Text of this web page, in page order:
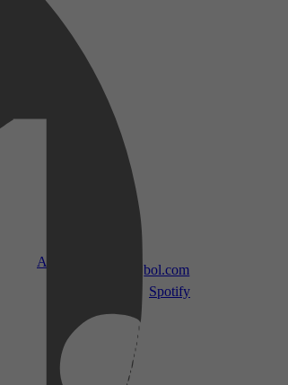
Apple TV
bol.com
Spotify